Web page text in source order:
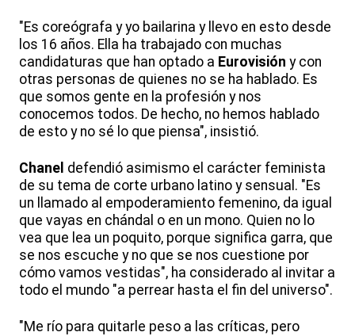
"Es coreógrafa y yo bailarina y llevo en esto desde
los 16 años. Ella ha trabajado con muchas
candidaturas que han optado a Eurovisión y con
otras personas de quienes no se ha hablado. Es
que somos gente en la profesión y nos
conocemos todos. De hecho, no hemos hablado
de esto y no sé lo que piensa", insistió.
Chanel defendió asimismo el carácter feminista
de su tema de corte urbano latino y sensual. "Es
un llamado al empoderamiento femenino, da igual
que vayas en chándal o en un mono. Quien no lo
vea que lea un poquito, porque significa garra, que
se nos escuche y no que se nos cuestione por
cómo vamos vestidas", ha considerado al invitar a
todo el mundo "a perrear hasta el fin del universo".
"Me río para quitarle peso a las críticas, pero